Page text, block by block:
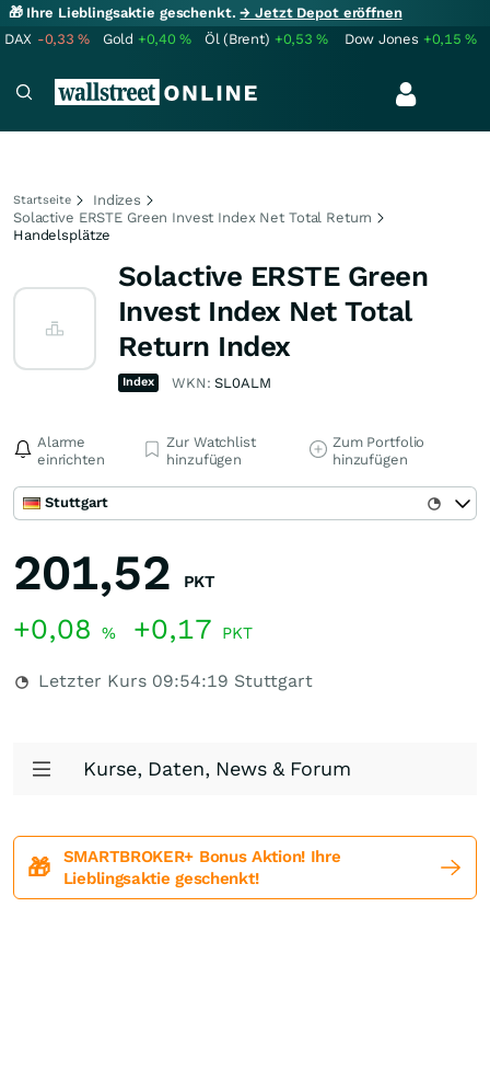
🎁 Ihre Lieblingsaktie geschenkt.→ Jetzt Depot eröffnen
DAX -0,33% Gold +0,40% Öl (Brent) +0,53% Dow Jones +0,15%
Startseite
Indizes
Solactive ERSTE Green Invest Index Net Total Return
Handelsplätze
Solactive ERSTE Green
Invest Index Net Total
Return Index
Index WKN:SL0ALM
Alarme
einrichten
Zur Watchlist
hinzufügen
Zum Portfolio
hinzufügen
Stuttgart
201,52 PKT
+0,08 % +0,17 PKT
Letzter Kurs 09:54:19 Stuttgart
Kurse, Daten, News & Forum
🎁
SMARTBROKER+ Bonus Aktion! Ihre
Lieblingsaktie geschenkt!